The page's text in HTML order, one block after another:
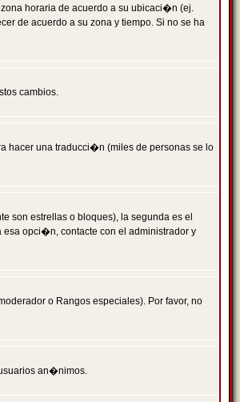
horaria de acuerdo a su ubicaci�n (ej.
de acuerdo a su zona y tiempo. Si no se ha
cambios.
hacer una traducci�n (miles de personas se lo
son estrellas o bloques), la segunda es el
esa opci�n, contacte con el administrador y
o Rangos especiales). Por favor, no
an�nimos.